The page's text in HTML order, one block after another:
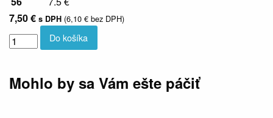
7,50 € s DPH (6,10 € bez DPH)
Do košíka
Mohlo by sa Vám ešte páčiť